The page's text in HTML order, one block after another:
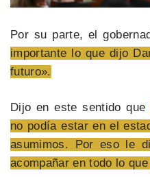
Por su parte, el
importante lo que dijo
futuro».
Dijo en este sentido que
no podía estar en el
asumimos. Por eso le
acompañar en todo lo